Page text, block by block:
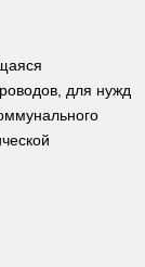
для нужд